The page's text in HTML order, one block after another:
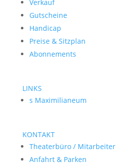
Verkauf
Gutscheine
Handicap
Preise & Sitzplan
Abonnements
LINKS
s Maximilianeum
KONTAKT
Theaterbüro / Mitarbeiter
Anfahrt & Parken